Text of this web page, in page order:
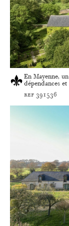
En Mayenne,
dépendances
ref 391536